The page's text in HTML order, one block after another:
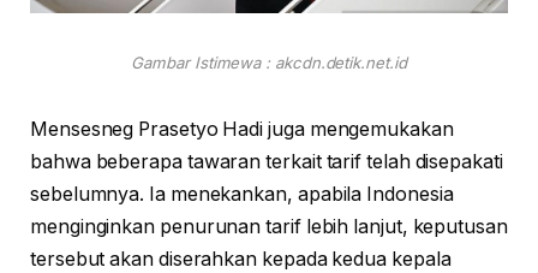
Gambar Istimewa : akcdn.detik.net.id
Mensesneg Prasetyo Hadi juga mengemukakan
bahwa beberapa tawaran terkait tarif telah disepakati
sebelumnya. Ia menekankan, apabila Indonesia
menginginkan penurunan tarif lebih lanjut, keputusan
tersebut akan diserahkan kepada kedua kepala